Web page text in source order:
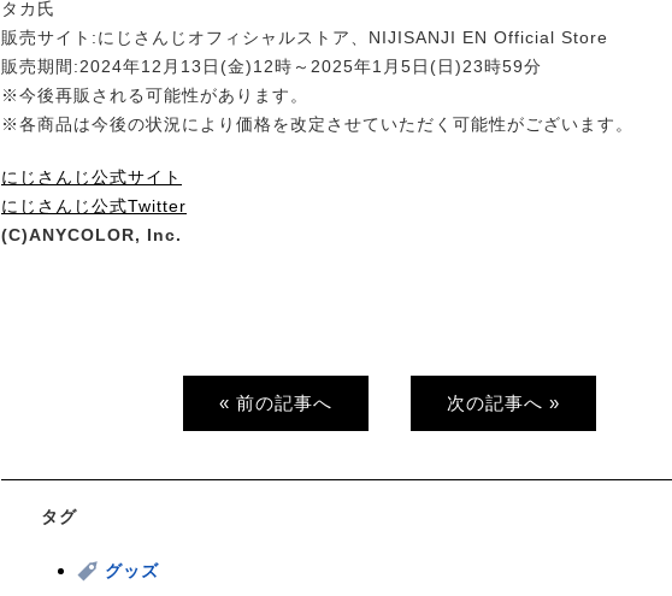
タカ氏
販売サイト:にじさんじオフィシャルストア、NIJISANJI EN Official Store
販売期間:2024年12月13日(金)12時～2025年1月5日(日)23時59分
※今後再販される可能性があります。
※各商品は今後の状況により価格を改定させていただく可能性がございます。
にじさんじ公式サイト
にじさんじ公式Twitter
(C)ANYCOLOR, Inc.
« 前の記事へ 次の記事へ »
タグ
グッズ